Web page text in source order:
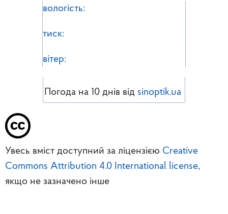
вологість:
тиск:
вітер:
Погода на 10 днів від sinoptik.ua
Увесь вміст доступний за ліцензією Creative
Commons Attribution 4.0 International license,
якщо не зазначено інше